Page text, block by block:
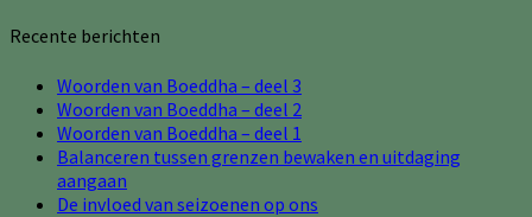
Recente berichten
Woorden van Boeddha – deel 3
Woorden van Boeddha – deel 2
Woorden van Boeddha – deel 1
Balanceren tussen grenzen bewaken en uitdaging
aangaan
De invloed van seizoenen op ons